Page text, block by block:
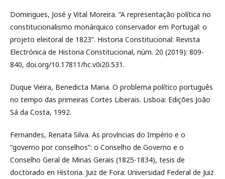
Domingues, José y Vital Moreira. “A representação política no
constitucionalismo monárquico conservador em Portugal: o
projeto eleitoral de 1823”. Historia Constitucional: Revista
Electrónica de Historia Constitucional, núm. 20 (2019): 809-
840, doi.org/10.17811/hc.v0i20.531.
Duque Vieira, Benedicta Maria. O problema político português
no tempo das primeiras Cortes Liberais. Lisboa: Edições João
Sá da Costa, 1992.
Fernandes, Renata Silva. As províncias do Império e o
“governo por conselhos”: o Conselho de Governo e o
Conselho Geral de Minas Gerais (1825-1834), tesis de
doctorado en Historia. Juiz de Fora: Universidad Federal de Juiz